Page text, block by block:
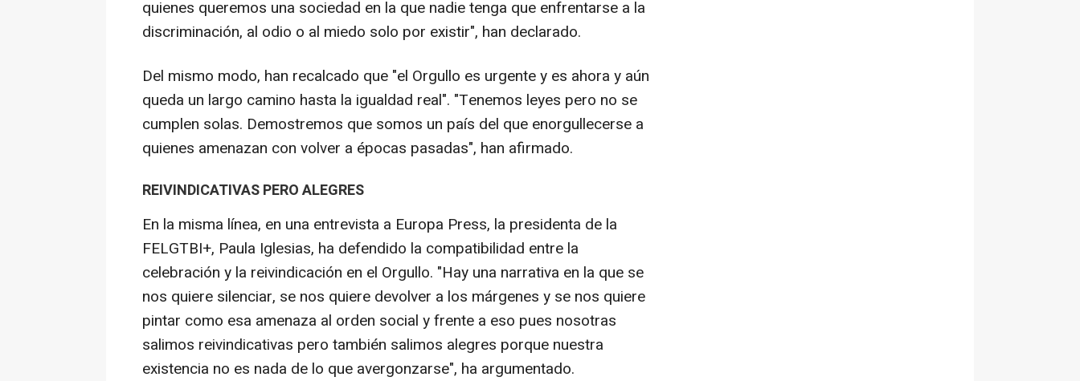
quienes queremos una sociedad en la que nadie tenga que enfrentarse a la
discriminación, al odio o al miedo solo por existir", han declarado.
Del mismo modo, han recalcado que "el Orgullo es urgente y es ahora y aún
queda un largo camino hasta la igualdad real". "Tenemos leyes pero no se
cumplen solas. Demostremos que somos un país del que enorgullecerse a
quienes amenazan con volver a épocas pasadas", han afirmado.
REIVINDICATIVAS PERO ALEGRES
En la misma línea, en una entrevista a Europa Press, la presidenta de la
FELGTBI+, Paula Iglesias, ha defendido la compatibilidad entre la
celebración y la reivindicación en el Orgullo. "Hay una narrativa en la que se
nos quiere silenciar, se nos quiere devolver a los márgenes y se nos quiere
pintar como esa amenaza al orden social y frente a eso pues nosotras
salimos reivindicativas pero también salimos alegres porque nuestra
existencia no es nada de lo que avergonzarse", ha argumentado.